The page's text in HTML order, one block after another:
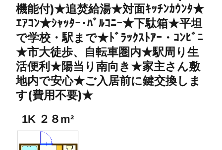
機能付)★追焚給湯★対面ｷｯﾁﾝｶｳﾝﾀ★
ｴｱｺﾝ★ｼｬｯﾀｰ･ﾊﾞﾙｺﾆｰ★下駄箱★平坦
で学校・駅まで★ﾄﾞﾗｯｸｽﾄｱｰ・ｺﾝﾋﾞﾆ
★市大徒歩、自転車圏内★駅周り生
活便利★陽当り南向き★家主さん敷
地内で安心★ご入居前に鍵交換しま
す(費用不要)★
1K ２８m²